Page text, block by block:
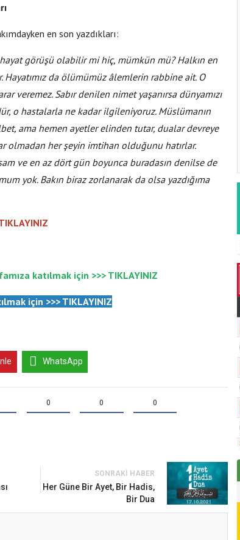
en son yazdıkları:
görüşü olabilir mi hiç, mümkün mü? Halkın en
da ölümümüz âlemlerin rabbine ait. O
veremez. Sabır denilen nimet yaşanırsa dünyamızı
o hastalarla ne kadar ilgileniyoruz. Müslümanın
ama hemen ayetler elinden tutar, dualar devreye
olmadan her şeyin imtihan olduğunu hatırlar.
ve en az dört gün boyunca buradasın denilse de
yok. Bakın biraz zorlanarak da olsa yazdığıma
katılmak için >>>TIKLAYINIZ
için >>> TIKLAYINIZ
WhatsApp
0 0 0
SONRAKI HABER
Her Güne Bir Ayet, Bir Hadis,
Bir Dua
Ayasofya Camii
dinle bağlarını